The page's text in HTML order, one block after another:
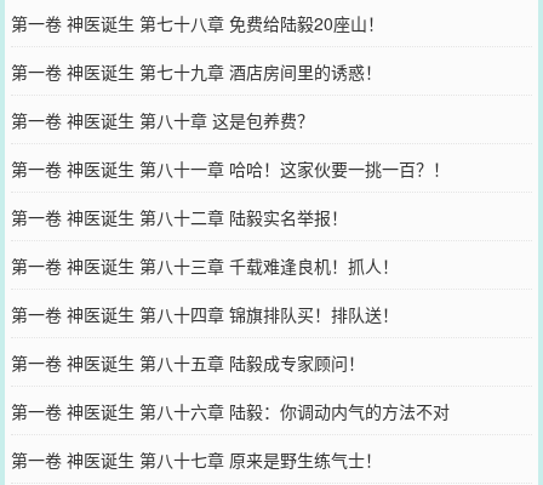
第一卷 神医诞生 第七十八章 免费给陆毅20座山！
第一卷 神医诞生 第七十九章 酒店房间里的诱惑！
第一卷 神医诞生 第八十章 这是包养费？
第一卷 神医诞生 第八十一章 哈哈！这家伙要一挑一百？！
第一卷 神医诞生 第八十二章 陆毅实名举报！
第一卷 神医诞生 第八十三章 千载难逢良机！抓人！
第一卷 神医诞生 第八十四章 锦旗排队买！排队送！
第一卷 神医诞生 第八十五章 陆毅成专家顾问！
第一卷 神医诞生 第八十六章 陆毅：你调动内气的方法不对
第一卷 神医诞生 第八十七章 原来是野生练气士！